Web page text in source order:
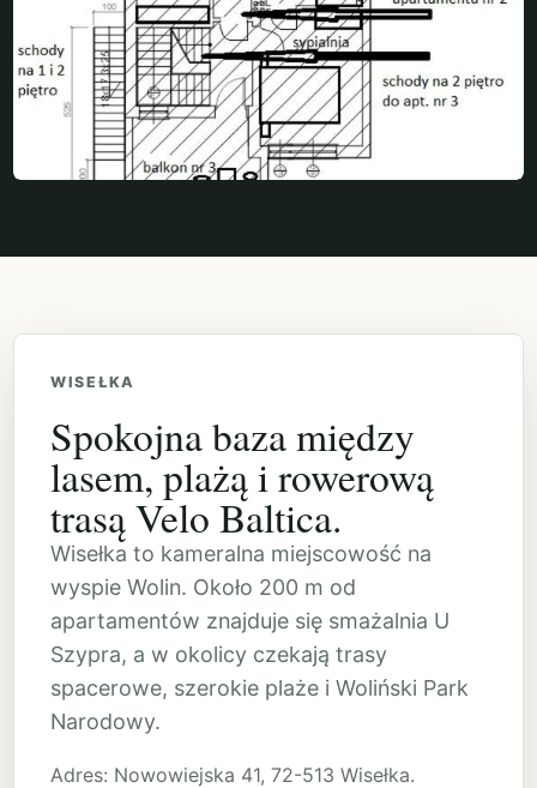
WISEŁKA
Spokojna baza między
lasem, plażą i rowerową
trasą Velo Baltica.
Wisełka to kameralna miejscowość na
wyspie Wolin. Około 200 m od
apartamentów znajduje się smażalnia U
Szypra, a w okolicy czekają trasy
spacerowe, szerokie plaże i Woliński Park
Narodowy.
Adres: Nowowiejska 41, 72-513 Wisełka.